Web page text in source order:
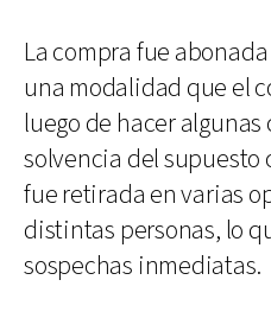
La compra fue
una modalidad que el
luego de hacer algunas
solvencia del supuesto
fue retirada en varias
distintas personas, lo
sospechas inmediatas.